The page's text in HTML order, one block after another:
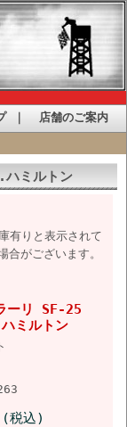
｜ 店舗のご案内
ミルトン
有りと表示されて
がございます。
ーリ SF-25
ミルトン
(税込)